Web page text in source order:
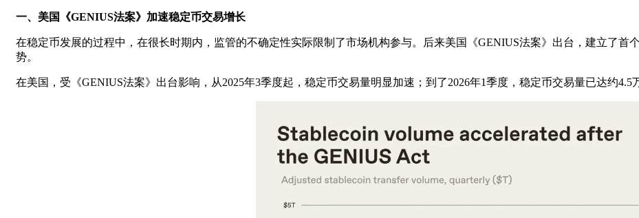
一、美国《GENIUS法案》加速稳定币交易增长
在稳定币发展的过程中，在很长时期内，监管的不确定性实际限制了市场机构参与。后来美国《GENIUS法案》出台，建立了首
势。
在美国，受《GENIUS法案》出台影响，从2025年3季度起，稳定币交易量明显加速；到了2026年1季度，稳定币交易量已达约4.5